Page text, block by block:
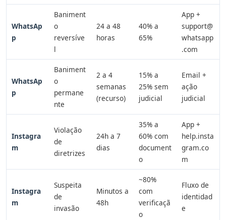
WhatsAp
p
Baniment
o
reversíve
l
24 a 48
horas
40% a
65%
App +
support@
whatsapp
.com
WhatsAp
p
Baniment
o
permane
nte
2 a 4
semanas
(recurso)
15% a
25% sem
judicial
Email +
ação
judicial
Instagra
m
Violação
de
diretrizes
24h a 7
dias
35% a
60% com
document
o
App +
help.insta
gram.co
m
Instagra
m
Suspeita
de
invasão
Minutos a
48h
~80%
com
verificaçã
o
Fluxo de
identidad
e